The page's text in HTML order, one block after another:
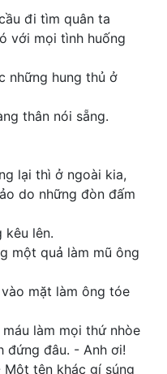
đi tìm quân ta
với mọi tình huống
những hung thủ ở
thân nói sẵng.
lại thì ở ngoài kia,
do những đòn đấm
kêu lên.
một quả làm mũ ông
mặt làm ông tóe
làm mọi thứ nhòe
đứng đâu. - Anh ơi!
tên khác gí súng